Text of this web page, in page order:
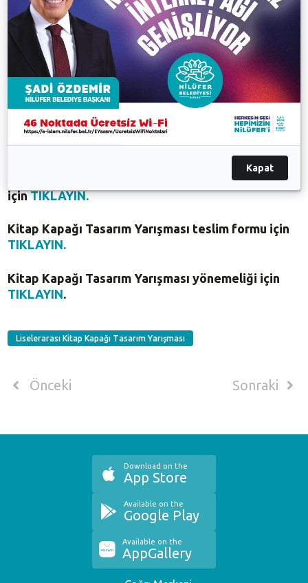
belgelemek amacıyla düzenlenen Liselerarası Kitap
Kapağı Tasarım Yarışması’na son başvuru tarihi 18
Mayıs. Bu süre içinde tasarımını yaparak başvuruda
bulunan öğrencilerin eserleri, Tülay Palaz, Semih
Poroy, Devrim Koçlan, Ilgım Veryeri Alaca ve Nazlı
Ongan'dan oluşan seçici kurul tarafından
değerlendirilecek. Yarışmada dereceye giren
tasarımların sahipleri daha sonra düzenlenecek
törende ödüllendirilecek.
Kitap Kapağı Tasarım Yarışması katılım formu
içinTIKLAYIN.
Kitap Kapağı Tasarım Yarışması teslim formu için
TIKLAYIN.
Kitap Kapağı Tasarım Yarışması yönemeliği için
TIKLAYIN.
Liselerarası Kitap Kapağı Tasarım Yarışması
Önceki Sonraki
Download on the
App Store
Available on the
Google Play
Available on the
AppGallery
Kapat